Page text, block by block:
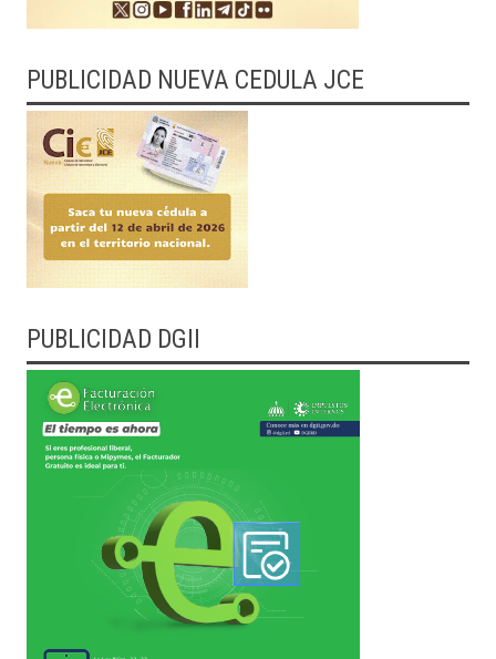
PUBLICIDAD NUEVA CEDULA JCE
PUBLICIDAD DGII